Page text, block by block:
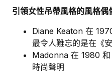
引領女性吊帶風格的風格偶
Diane Keaton 在
最令人難忘的是在《
Madonna 在 1980
時尚聲明